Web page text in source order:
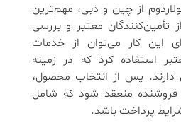
از چین و دبی، مهم‌ترین
تأمین‌کنندگان معتبر و بررسی
این کار می‌توان از خدمات
استفاده کرد که در زمینه
دارند. پس از انتخاب محصول،
فروشنده منعقد شود که شامل
پرداخت باشد.